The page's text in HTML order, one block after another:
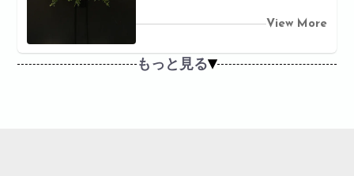
View More
もっと見る